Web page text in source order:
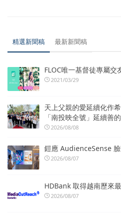
精選新聞稿 最新新聞稿
FLOC唯一基督徒專屬交
2021/03/29
天上父親的愛延續化作
「南投映全號」延續善
2026/08/08
鎧應 AudienceSense
2026/08/07
HDBank 取得越南歷來
2026/08/07